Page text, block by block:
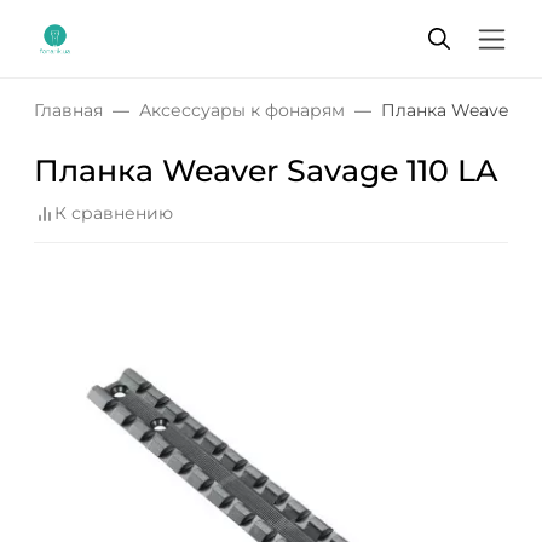
Главная Аксессуары к фонарям Планка Weaver
Планка Weaver Savage 110 LA
К сравнению